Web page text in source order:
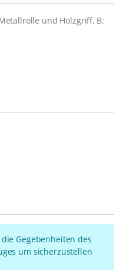
und Holzgriff, B:
Gegebenheiten des
um sicherzustellen